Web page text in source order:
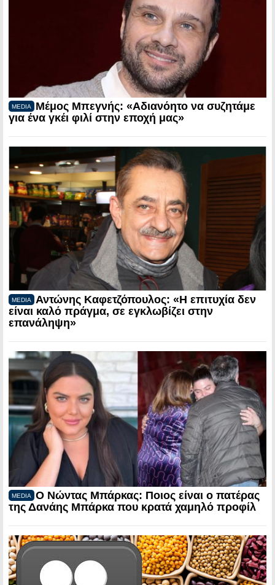
MEDIA
Μέμος Μπεγνής: «Αδιανόητο να συζητάμε
για ένα γκέι φιλί στην εποχή μας»
MEDIA
Αντώνης Καφετζόπουλος: «Η επιτυχία δεν
είναι καλό πράγμα, σε εγκλωβίζει στην
επανάληψη»
MEDIA
Ο Νώντας Μπάρκας: Ποιος είναι ο πατέρας
της Δανάης Μπάρκα που κρατά χαμηλό προφίλ